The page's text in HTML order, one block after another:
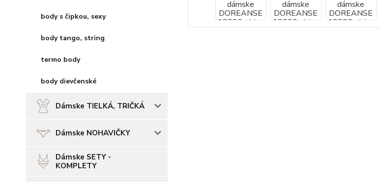
body s čipkou, sexy
body tango, string
termo body
body dievčenské
Dámske TIELKÁ, TRIČKÁ
Dámske NOHAVIČKY
Dámske SETY -
KOMPLETY